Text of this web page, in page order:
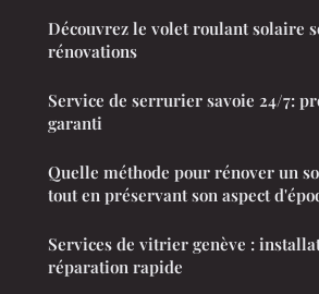
Découvrez le volet roulant solaire
rénovations
Service de serrurier savoie 24/7:
garanti
Quelle méthode pour rénover un
tout en préservant son aspect
Services de vitrier genève :
réparation rapide